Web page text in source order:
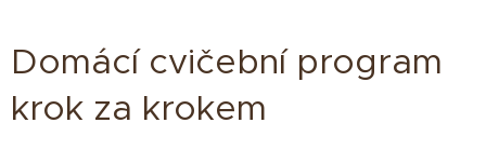
Domácí cvičební program
krok za krokem